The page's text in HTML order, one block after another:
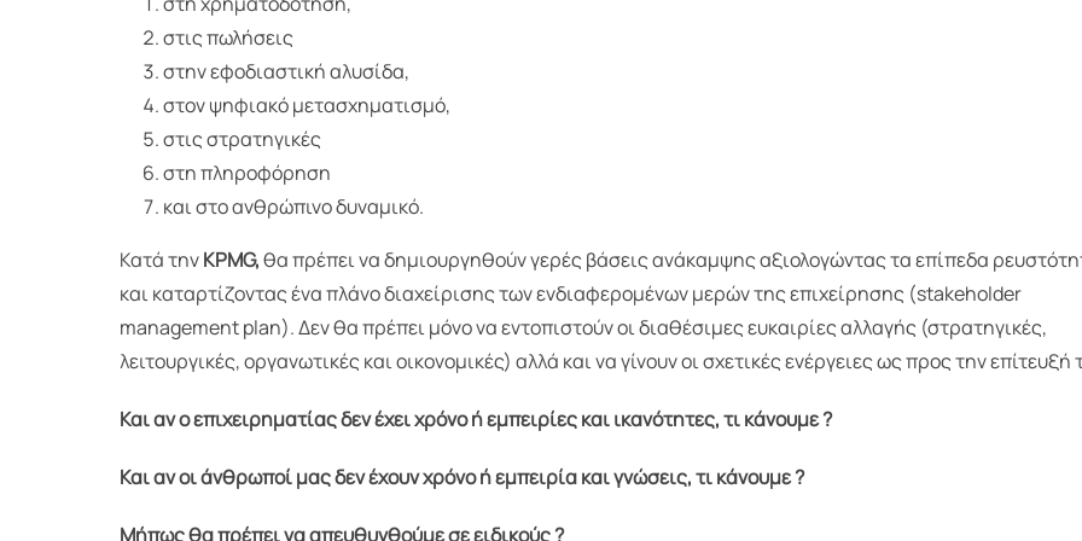
στις πωλήσεις
στην εφοδιαστική αλυσίδα,
στον ψηφιακό μετασχηματισμό,
στις στρατηγικές
στη πληροφόρηση
και στο ανθρώπινο δυναμικό.
Κατά τηνKPMG,θα πρέπει να δημιουργηθούν γερές βάσεις ανάκαμψης αξιολογώντας τα επίπεδα
και καταρτίζοντας ένα πλάνο διαχείρισης των ενδιαφερομένων μερών της επιχείρησης (stakeholder
management plan). Δεν θα πρέπει μόνο να εντοπιστούν οι διαθέσιμες ευκαιρίες αλλαγής (στρατηγικές,
λειτουργικές, οργανωτικές και οικονομικές) αλλά και να γίνουν οι σχετικές ενέργειες ως προς την επίτευξή
Και αν ο επιχειρηματίας δεν έχει χρόνο ή εμπειρίες και ικανότητες, τι κάνουμε ?
Και αν οι άνθρωποί μας δεν έχουν χρόνο ή εμπειρία και γνώσεις, τι κάνουμε ?
Μήπως θα πρέπει να απευθυνθούμε σε ειδικούς ?